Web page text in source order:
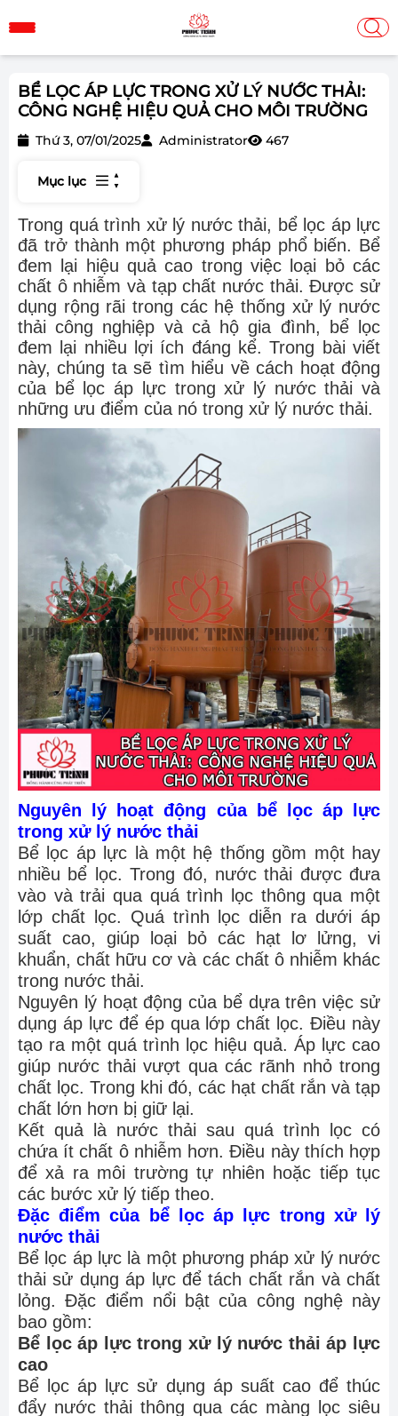
BỂ LỌC ÁP LỰC TRONG XỬ LÝ NƯỚC THẢI:
CÔNG NGHỆ HIỆU QUẢ CHO MÔI TRƯỜNG
Thứ 3, 07/01/2025 Administrator 467
Mục lục
Trong quá trình xử lý nước thải, bể lọc áp lực
đã trở thành một phương pháp phổ biến. Bể
đem lại hiệu quả cao trong việc loại bỏ các
chất ô nhiễm và tạp chất nước thải. Được sử
dụng rộng rãi trong các hệ thống xử lý nước
thải công nghiệp và cả hộ gia đình, bể lọc
đem lại nhiều lợi ích đáng kể. Trong bài viết
này, chúng ta sẽ tìm hiểu về cách hoạt động
của bể lọc áp lực trong xử lý nước thải và
những ưu điểm của nó trong xử lý nước thải.
Nguyên lý hoạt động của bể lọc áp lực
trong xử lý nước thải
Bể lọc áp lực là một hệ thống gồm một hay
nhiều bể lọc. Trong đó, nước thải được đưa
vào và trải qua quá trình lọc thông qua một
lớp chất lọc. Quá trình lọc diễn ra dưới áp
suất cao, giúp loại bỏ các hạt lơ lửng, vi
khuẩn, chất hữu cơ và các chất ô nhiễm khác
trong nước thải.
Nguyên lý hoạt động của bể dựa trên việc sử
dụng áp lực để ép qua lớp chất lọc. Điều này
tạo ra một quá trình lọc hiệu quả. Áp lực cao
giúp nước thải vượt qua các rãnh nhỏ trong
chất lọc. Trong khi đó, các hạt chất rắn và tạp
chất lớn hơn bị giữ lại.
Kết quả là nước thải sau quá trình lọc có
chứa ít chất ô nhiễm hơn. Điều này thích hợp
để xả ra môi trường tự nhiên hoặc tiếp tục
các bước xử lý tiếp theo.
Đặc điểm của bể lọc áp lực trong xử lý
nước thải
Bể lọc áp lực là một phương pháp xử lý nước
thải sử dụng áp lực để tách chất rắn và chất
lỏng. Đặc điểm nổi bật của công nghệ này
bao gồm:
Bể lọc áp lực trong xử lý nước thải áp lực
cao
Bể lọc áp lực sử dụng áp suất cao để thúc
đẩy nước thải thông qua các màng lọc siêu